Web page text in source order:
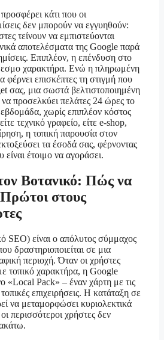
κάτι που οι
δεν μπορούν να εγγυηθούν:
τείνουν να εμπιστεύονται
αποτελέσματα της Google παρά
Επιπλέον, η επένδυση στο
χαρακτήρα. Ενώ η πληρωμένη
φέρνει επισκέπτες τη στιγμή που
σας, μια σωστά βελτιστοποιημένη
να προσελκύει πελάτες 24 ώρες το
χωρίς επιπλέον κόστος
τεχνικό γραφείο, είτε e-shop,
η τοπική παρουσία στον
τα έσοδά σας, φέρνοντας
έτοιμο να αγοράσει.
Βοτανικό: Πώς να
στους
SEO) είναι ο απόλυτος σύμμαχος
δραστηριοποιείται σε μια
περιοχή. Όταν οι χρήστες
τοπικό χαρακτήρα, η Google
«Local Pack» – έναν χάρτη με τις
επιχειρήσεις. Η κατάταξη σε
να μεταμορφώσει κυριολεκτικά
περισσότεροι χρήστες δεν